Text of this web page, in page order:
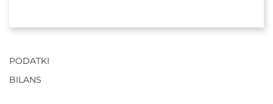
PODATKI
BILANS